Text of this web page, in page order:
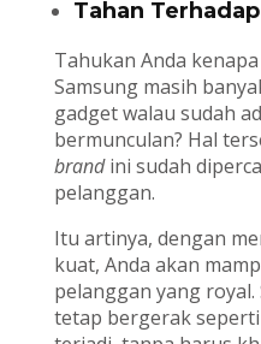
Tahan
Tahukan Anda kenapa
Samsung masih
gadget walau sudah
bermunculan? Hal
brandini sudah
pelanggan.
Itu artinya, dengan
kuat, Anda akan
pelanggan yang royal.
tetap bergerak